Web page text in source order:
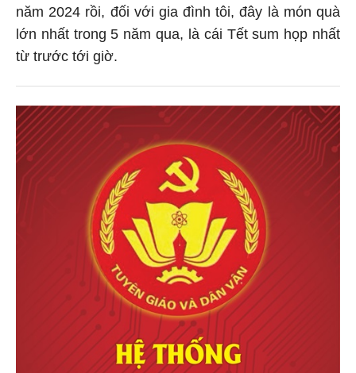
năm 2024 rồi, đối với gia đình tôi, đây là món quà
lớn nhất trong 5 năm qua, là cái Tết sum họp nhất
từ trước tới giờ.